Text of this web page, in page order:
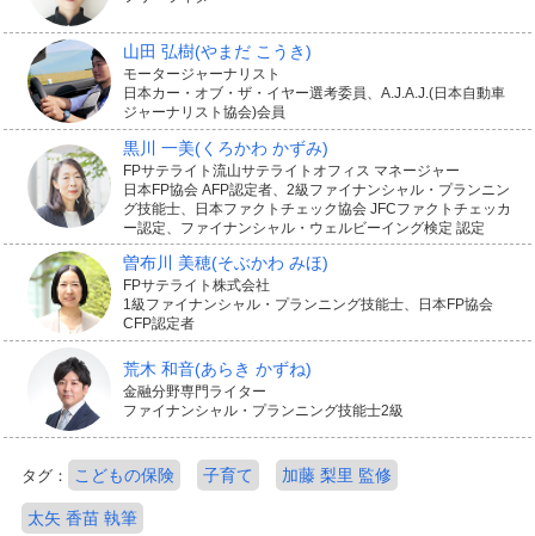
山田 弘樹(やまだ こうき)
モータージャーナリスト
日本カー・オブ・ザ・イヤー選考委員、A.J.A.J.(日本自動車
ジャーナリスト協会)会員
黒川 一美(くろかわ かずみ)
FPサテライト流山サテライトオフィス マネージャー
日本FP協会 AFP認定者、2級ファイナンシャル・プランニン
グ技能士、日本ファクトチェック協会 JFCファクトチェッカ
ー認定、ファイナンシャル・ウェルビーイング検定 認定
曽布川 美穂(そぶかわ みほ)
FPサテライト株式会社
1級ファイナンシャル・プランニング技能士、日本FP協会
CFP認定者
荒木 和音(あらき かずね)
金融分野専門ライター
ファイナンシャル・プランニング技能士2級
タグ： こどもの保険 子育て 加藤 梨里 監修
太矢 香苗 執筆